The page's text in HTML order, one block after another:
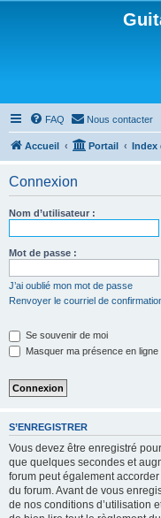
FAQ Nous contacter
Accueil Portail Index
Connexion
Nom d’utilisateur :
Mot de passe :
J’ai oublié mon mot de passe
Renvoyer le courriel de
Se souvenir de moi
Masquer ma présence en
S’ENREGISTRER
Vous devez être enregistré
que quelques secondes et
forum peut également
du forum. Avant de vous
de nos conditions d’utilisation